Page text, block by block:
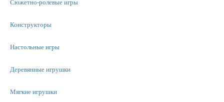
Сюжетно-ролевые игры
Конструкторы
Настольные игры
Деревянные игрушки
Мягкие игрушки